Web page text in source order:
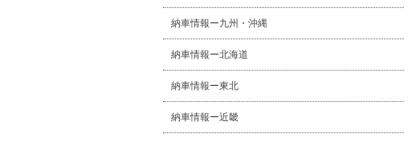
納車情報ー九州・沖縄
納車情報ー北海道
納車情報ー東北
納車情報ー近畿